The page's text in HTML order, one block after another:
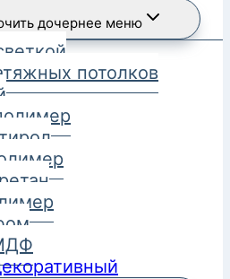
дочернее меню
потолков